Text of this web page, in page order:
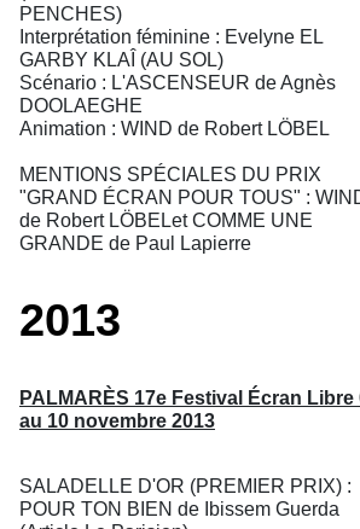
PENCHES)
Interprétation féminine : Evelyne EL
GARBY KLAÎ (AU SOL)
Scénario : L'ASCENSEUR de Agnès
DOOLAEGHE
Animation : WIND de Robert LÖBEL
MENTIONS SPÉCIALES DU PRIX
"GRAND ÉCRAN POUR TOUS" :
de Robert LÖBELet COMME UNE
GRANDE de Paul Lapierre
2013
PALMARÈS 17e Festival Écran Libre
au 10 novembre 2013
SALADELLE D'OR (PREMIER PRIX) :
POUR TON BIEN de Ibissem Guerda